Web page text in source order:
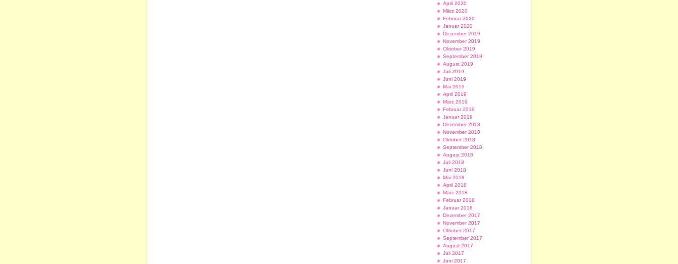
April 2020
März 2020
Februar 2020
Januar 2020
Dezember 2019
November 2019
Oktober 2019
September 2019
August 2019
Juli 2019
Juni 2019
Mai 2019
April 2019
März 2019
Februar 2019
Januar 2019
Dezember 2018
November 2018
Oktober 2018
September 2018
August 2018
Juli 2018
Juni 2018
Mai 2018
April 2018
März 2018
Februar 2018
Januar 2018
Dezember 2017
November 2017
Oktober 2017
September 2017
August 2017
Juli 2017
Juni 2017